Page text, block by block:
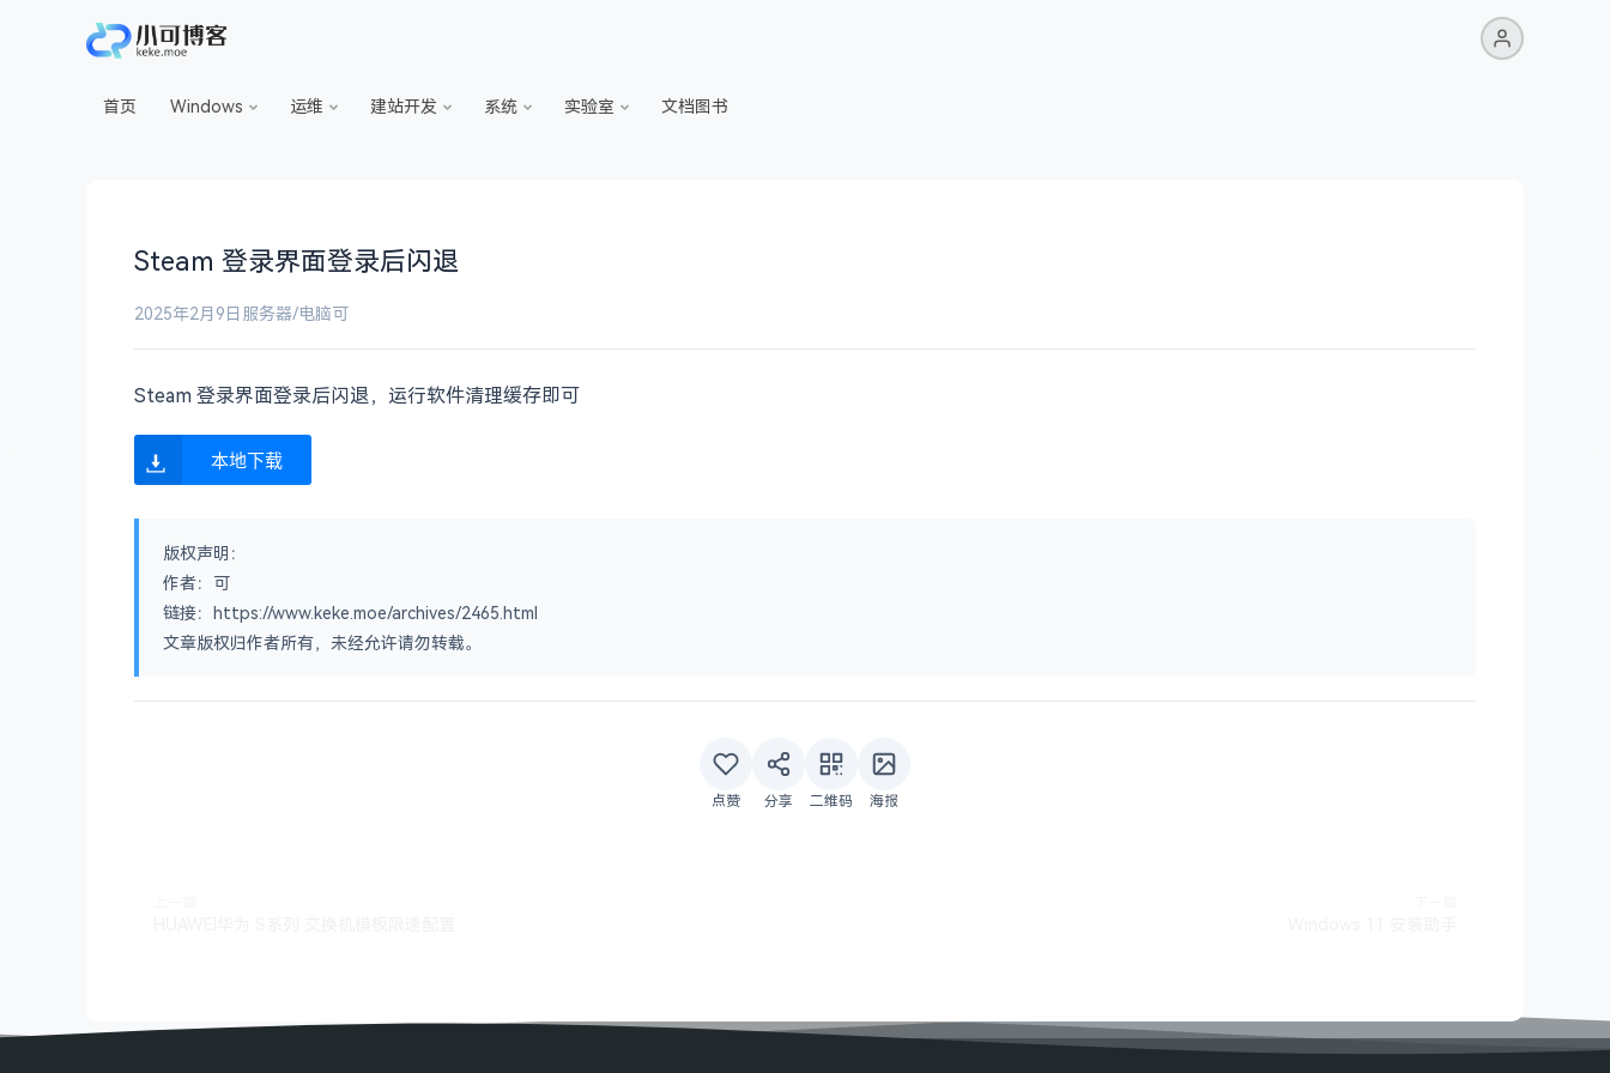
首页 Windows 运维 建站开发 系统 实验室 文档图书
Steam 登录界面登录后闪退
2025年2月9日 服务器/电脑可
Steam 登录界面登录后闪退，运行软件清理缓存即可
本地下载
版权声明：
作者：可
链接：https://www.keke.moe/archives/2465.html
文章版权归作者所有，未经允许请勿转载。
点赞 分享 二维码 海报